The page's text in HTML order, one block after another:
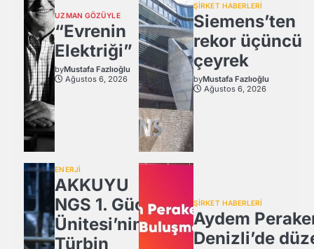
UZMAN GÖZÜYLE
“Evrenin
Elektriği”
byMustafa Fazlıoğlu
Ağustos 6, 2026
ŞİRKET HABERLERİ
Siemens’ten
rekor üçüncü
çeyrek
byMustafa Fazlıoğlu
Ağustos 6, 2026
ENERJİ
AKKUYU
NGS 1. Güç
Ünitesi’nin
Türbin
ŞİRKET HABERLERİ
Aydem
Denizli’de